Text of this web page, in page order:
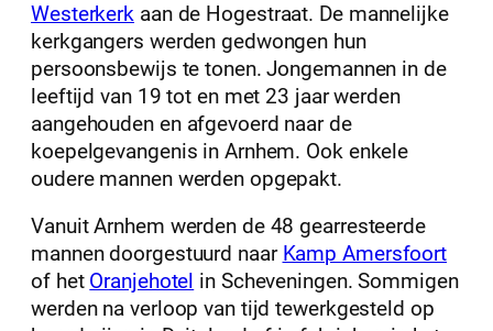
Westerkerk aan de Hogestraat. De mannelijke
kerkgangers werden gedwongen hun
persoonsbewijs te tonen. Jongemannen in de
leeftijd van 19 tot en met 23 jaar werden
aangehouden en afgevoerd naar de
koepelgevangenis in Arnhem. Ook enkele
oudere mannen werden opgepakt.
Vanuit Arnhem werden de 48 gearresteerde
mannen doorgestuurd naar Kamp Amersfoort
of het Oranjehotel in Scheveningen. Sommigen
werden na verloop van tijd tewerkgesteld op